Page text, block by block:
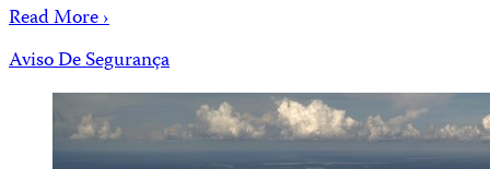
Read More ›
Aviso De Segurança